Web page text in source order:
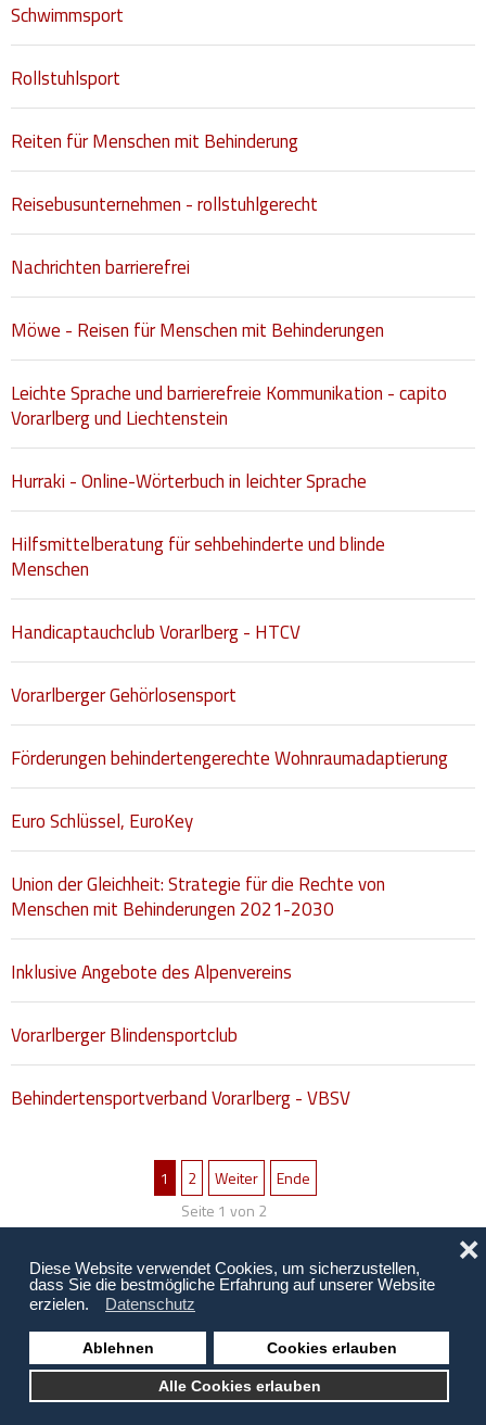
Diese Website verwendet Cookies, um sicherzustellen,
dass Sie die bestmögliche Erfahrung auf unserer Website
erzielen.
Datenschutz
Ablehnen Cookies erlauben
Alle Cookies erlauben
❌
Schwimmsport
Rollstuhlsport
Reiten für Menschen mit Behinderung
Reisebusunternehmen - rollstuhlgerecht
Nachrichten barrierefrei
Möwe - Reisen für Menschen mit Behinderungen
Leichte Sprache und barrierefreie Kommunikation - capito
Vorarlberg und Liechtenstein
Hurraki - Online-Wörterbuch in leichter Sprache
Hilfsmittelberatung für sehbehinderte und blinde
Menschen
Handicaptauchclub Vorarlberg - HTCV
Vorarlberger Gehörlosensport
Förderungen behindertengerechte Wohnraumadaptierung
Euro Schlüssel, EuroKey
Union der Gleichheit: Strategie für die Rechte von
Menschen mit Behinderungen 2021-2030
Inklusive Angebote des Alpenvereins
Vorarlberger Blindensportclub
Behindertensportverband Vorarlberg - VBSV
1 2 Weiter
Ende
Seite 1 von 2
Copyright © 2026 Behinderung Vorarlberg | Webagentur: EDBS